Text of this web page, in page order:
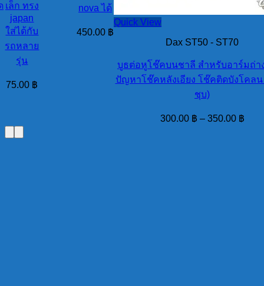
เล็ก ทรง
japan
ใส่ได้กับ
รถหลาย
รุ่น
75.00 ฿
nova ได้
450.00 ฿
Quick View
Dax ST50 - ST70
บูธต่อหูโช๊คบนชาลี สำหรับอาร์มถ่า
ปัญหาโช๊คหลังเอียง โช๊คติดบังโคลน
ชุบ)
300.00 ฿ – 350.00 ฿